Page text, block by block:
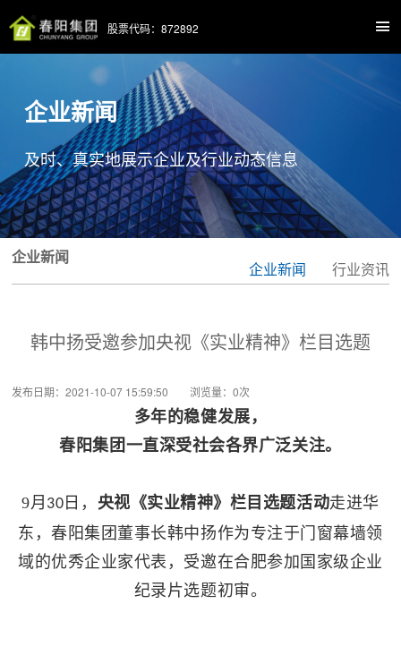
股票代码：872892
企业新闻
及时、真实地展示企业及行业动态信息
企业新闻
企业新闻 行业资讯
韩中扬受邀参加央视《实业精神》栏目选题
发布日期：2021-10-07 15:59:50 浏览量：0次
多年的稳健发展，
春阳集团一直深受社会各界广泛关注。
9月 30 日， 央视《实业精神》栏目选题活动走进华
东，春阳集团董事长韩中扬作为专注于门窗幕墙领
域的优秀企业家代表，受邀在合肥参加国家级企业
纪录片选题初审。